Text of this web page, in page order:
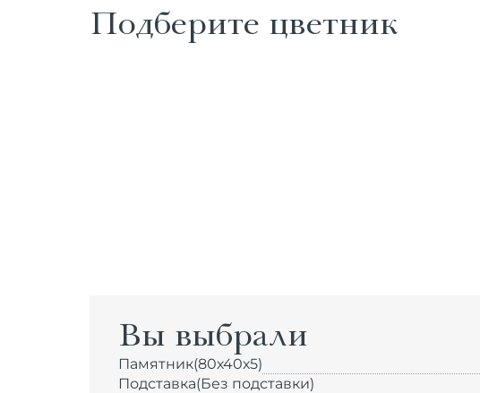
Подберите цветник
Вы выбрали
Памятник(80х40х5)
Подставка(Без подставки)